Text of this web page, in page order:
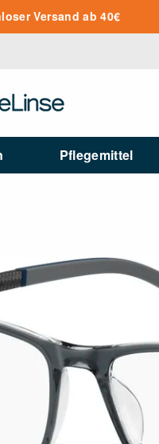
Versand ab 40€
Pflegemittel